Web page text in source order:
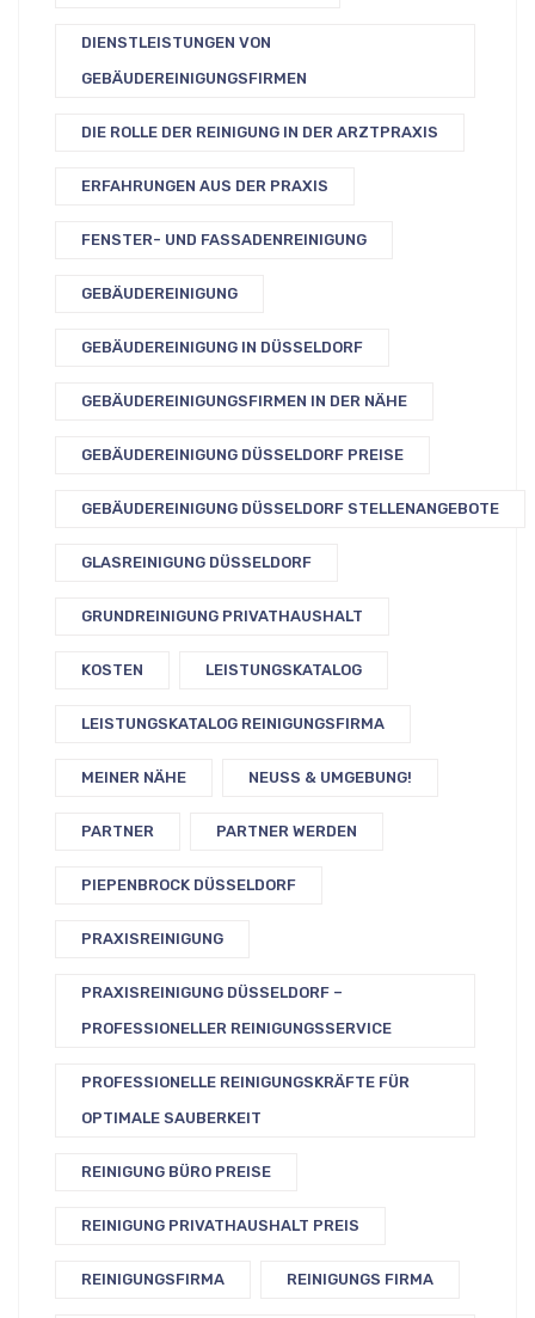
DIENSTLEISTUNGEN VON
GEBÄUDEREINIGUNGSFIRMEN
DIE ROLLE DER REINIGUNG IN DER ARZTPRAXIS
ERFAHRUNGEN AUS DER PRAXIS
FENSTER- UND FASSADENREINIGUNG
GEBÄUDEREINIGUNG
GEBÄUDEREINIGUNG IN DÜSSELDORF
GEBÄUDEREINIGUNGSFIRMEN IN DER NÄHE
GEBÄUDEREINIGUNG DÜSSELDORF PREISE
GEBÄUDEREINIGUNG DÜSSELDORF STELLENANGEBOTE
GLASREINIGUNG DÜSSELDORF
GRUNDREINIGUNG PRIVATHAUSHALT
KOSTEN LEISTUNGSKATALOG
LEISTUNGSKATALOG REINIGUNGSFIRMA
MEINER NÄHE NEUSS & UMGEBUNG!
PARTNER PARTNER WERDEN
PIEPENBROCK DÜSSELDORF
PRAXISREINIGUNG
PRAXISREINIGUNG DÜSSELDORF –
PROFESSIONELLER REINIGUNGSSERVICE
PROFESSIONELLE REINIGUNGSKRÄFTE FÜR
OPTIMALE SAUBERKEIT
REINIGUNG BÜRO PREISE
REINIGUNG PRIVATHAUSHALT PREIS
REINIGUNGSFIRMA REINIGUNGS FIRMA